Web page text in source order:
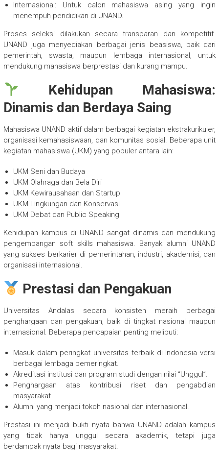
Internasional: Untuk calon mahasiswa asing yang ingin
menempuh pendidikan di UNAND.
Proses seleksi dilakukan secara transparan dan kompetitif.
UNAND juga menyediakan berbagai jenis beasiswa, baik dari
pemerintah, swasta, maupun lembaga internasional, untuk
mendukung mahasiswa berprestasi dan kurang mampu.
Kehidupan Mahasiswa:
Dinamis dan Berdaya Saing
Mahasiswa UNAND aktif dalam berbagai kegiatan ekstrakurikuler,
organisasi kemahasiswaan, dan komunitas sosial. Beberapa unit
kegiatan mahasiswa (UKM) yang populer antara lain:
UKM Seni dan Budaya
UKM Olahraga dan Bela Diri
UKM Kewirausahaan dan Startup
UKM Lingkungan dan Konservasi
UKM Debat dan Public Speaking
Kehidupan kampus di UNAND sangat dinamis dan mendukung
pengembangan soft skills mahasiswa. Banyak alumni UNAND
yang sukses berkarier di pemerintahan, industri, akademisi, dan
organisasi internasional.
Prestasi dan Pengakuan
Universitas Andalas secara konsisten meraih berbagai
penghargaan dan pengakuan, baik di tingkat nasional maupun
internasional. Beberapa pencapaian penting meliputi:
Masuk dalam peringkat universitas terbaik di Indonesia versi
berbagai lembaga pemeringkat.
Akreditasi institusi dan program studi dengan nilai “Unggul”.
Penghargaan atas kontribusi riset dan pengabdian
masyarakat.
Alumni yang menjadi tokoh nasional dan internasional.
Prestasi ini menjadi bukti nyata bahwa UNAND adalah kampus
yang tidak hanya unggul secara akademik, tetapi juga
berdampak nyata bagi masyarakat.